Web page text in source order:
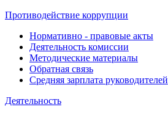
Противодействие коррупции
Нормативно - правовые акты
Деятельность комиссии
Методические материалы
Обратная связь
Средняя зарплата руководителей
Деятельность